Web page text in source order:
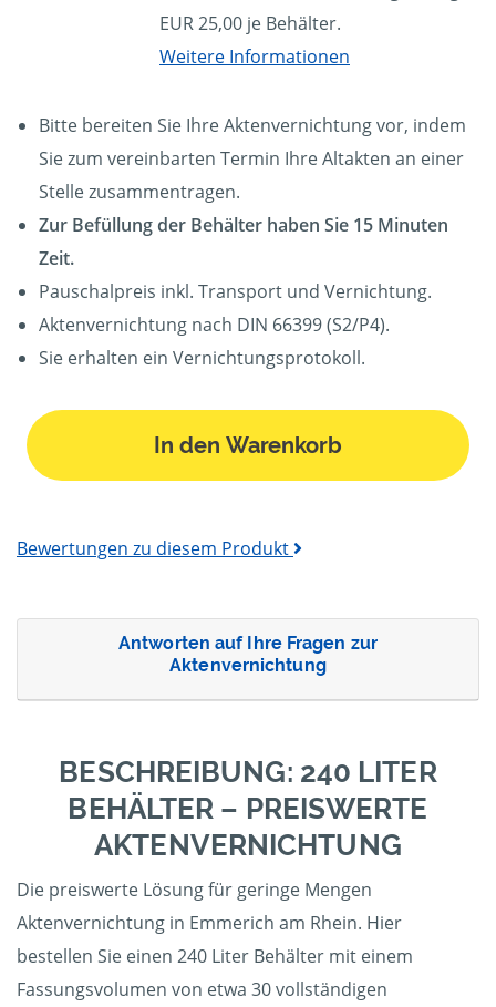
EUR 25,00 je Behälter.
Weitere Informationen
Bitte bereiten Sie Ihre Aktenvernichtung vor, indem
Sie zum vereinbarten Termin Ihre Altakten an einer
Stelle zusammentragen.
Zur Befüllung der Behälter haben Sie 15 Minuten
Zeit.
Pauschalpreis inkl. Transport und Vernichtung.
Aktenvernichtung nach DIN 66399 (S2/P4).
Sie erhalten ein Vernichtungsprotokoll.
In den Warenkorb
Bewertungen zu diesem Produkt
Antworten auf Ihre Fragen zur
Aktenvernichtung
BESCHREIBUNG: 240 LITER
BEHÄLTER – PREISWERTE
AKTENVERNICHTUNG
Die preiswerte Lösung für geringe Mengen
Aktenvernichtung in Emmerich am Rhein. Hier
bestellen Sie einen 240 Liter Behälter mit einem
Fassungsvolumen von etwa 30 vollständigen